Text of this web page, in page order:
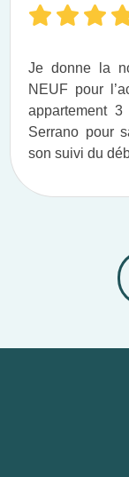
Je donne la
NEUF pour
appartement
Serrano pour
son suivi du